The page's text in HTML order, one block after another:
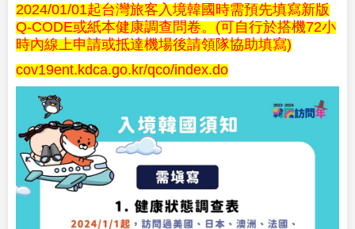
2024/01/01起台灣旅客入境韓國時需預先填寫新版
Q-CODE或紙本健康調查問卷。(可自行於搭機72小
時內線上申請或抵達機場後請領隊協助填寫)
cov19ent.kdca.go.kr/qco/index.do